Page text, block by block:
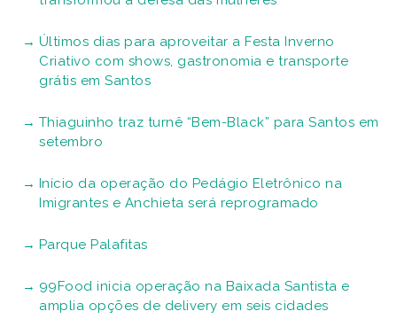
Últimos dias para aproveitar a Festa Inverno
Criativo com shows, gastronomia e transporte
grátis em Santos
Thiaguinho traz turnê “Bem-Black” para Santos em
setembro
Início da operação do Pedágio Eletrônico na
Imigrantes e Anchieta será reprogramado
Parque Palafitas
99Food inicia operação na Baixada Santista e
amplia opções de delivery em seis cidades